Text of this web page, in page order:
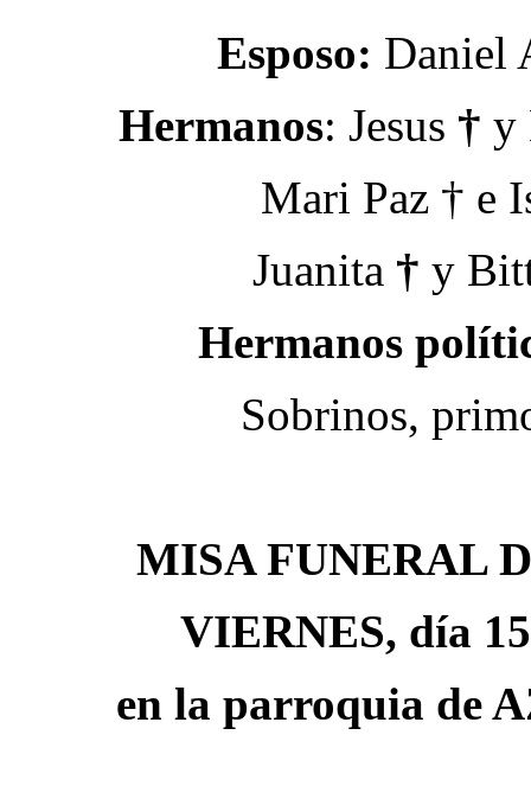
Esposo: Daniel
Hermanos: Jesus † y
Mari Paz † e
Juanita † y
Hermanos
Sobrinos,
MISA FUNERAL
VIERNES, día
en la parroquia de